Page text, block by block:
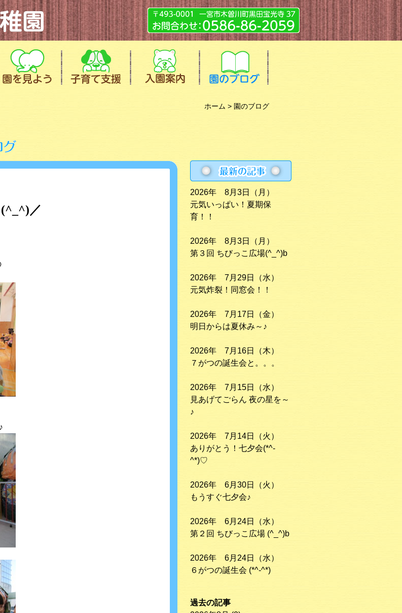
ホーム > 園のブログ
／
2026年 8月3日（月）
元気いっぱい！夏期保
育！！
2026年 8月3日（月）
第３回 ちびっこ広場(^_^)b
2026年 7月29日（水）
元気炸裂！同窓会！！
2026年 7月17日（金）
明日からは夏休み～♪
2026年 7月16日（木）
７がつの誕生会と。。。
2026年 7月15日（水）
見あげてごらん 夜の星を～
♪
2026年 7月14日（火）
ありがとう！七夕会(*^-
^*)♡
2026年 6月30日（火）
もうすぐ七夕会♪
2026年 6月24日（水）
第２回 ちびっこ広場 (^_^)b
2026年 6月24日（水）
６がつの誕生会 (*^-^*)
過去の記事